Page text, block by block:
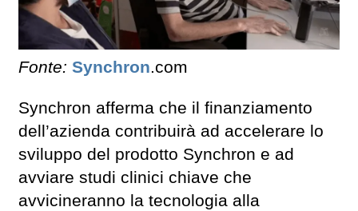
Fonte: Synchron.com
Synchron afferma che il finanziamento
dell’azienda contribuirà ad accelerare lo
sviluppo del prodotto Synchron e ad
avviare studi clinici chiave che
avvicineranno la tecnologia alla